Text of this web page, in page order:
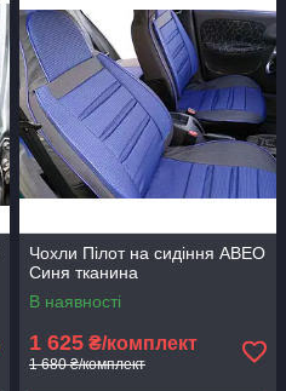
Чохли Пілот на сидіння АВЕО
Синя тканина
В наявності
1 625 ₴/комплект
1 680 ₴/комплект